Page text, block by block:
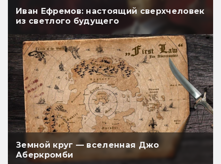
Иван Ефремов: настоящий сверхчеловек
из светлого будущего
Земной круг — вселенная Джо
Аберкромби